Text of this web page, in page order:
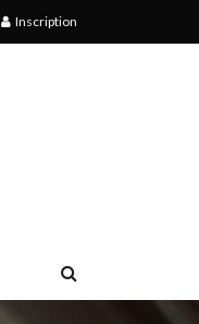
Inscription